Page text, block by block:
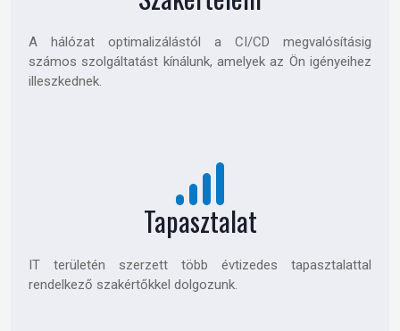
A hálózat optimalizálástól a CI/CD megvalósításig
számos szolgáltatást kínálunk, amelyek az Ön igényeihez
illeszkednek.
Tapasztalat
IT területén szerzett több évtizedes tapasztalattal
rendelkező szakértőkkel dolgozunk.